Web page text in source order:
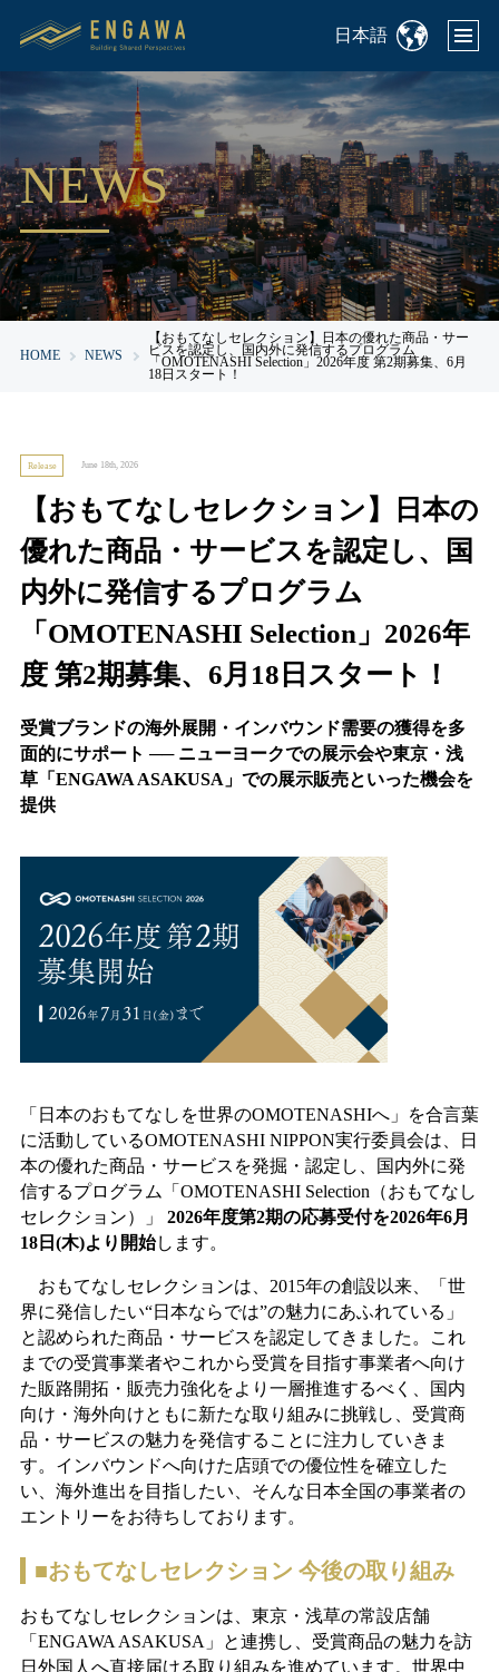
日本語
NEWS
HOME NEWS
【おもてなしセレクション】日本の優れた商品・サー
ビスを認定し、国内外に発信するプログラム
「OMOTENASHI Selection」2026年度 第2期募集、6月
18日スタート！
Release June 18th, 2026
【おもてなしセレクション】日本の
優れた商品・サービスを認定し、国
内外に発信するプログラム
「OMOTENASHI Selection」2026年
度 第2期募集、6月18日スタート！
受賞ブランドの海外展開・インバウンド需要の獲得を多
面的にサポート ── ニューヨークでの展示会や東京・浅
草「ENGAWA ASAKUSA」での展示販売といった機会を
提供
「日本のおもてなしを世界のOMOTENASHIへ」を合言葉
に活動しているOMOTENASHI NIPPON実行委員会は、日
本の優れた商品・サービスを発掘・認定し、国内外に発
信するプログラム「OMOTENASHI Selection（おもてなし
セレクション）」
2026年度第2期の応募受付を2026年6月
18日(木)より開始します。
おもてなしセレクションは、2015年の創設以来、「世
界に発信したい“日本ならでは”の魅力にあふれている」
と認められた商品・サービスを認定してきました。これ
までの受賞事業者やこれから受賞を目指す事業者へ向け
た販路開拓・販売力強化をより一層推進するべく、国内
向け・海外向けともに新たな取り組みに挑戦し、受賞商
品・サービスの魅力を発信することに注力していきま
す。インバウンドへ向けた店頭での優位性を確立した
い、海外進出を目指したい、そんな日本全国の事業者の
エントリーをお待ちしております。
■おもてなしセレクション 今後の取り組み
おもてなしセレクションは、東京・浅草の常設店舗
「ENGAWA ASAKUSA」と連携し、受賞商品の魅力を訪
日外国人へ直接届ける取り組みを進めています。世界中